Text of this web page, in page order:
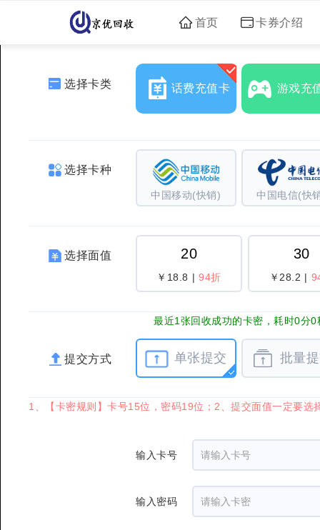
首页 卡券介绍
选择卡类 话费充值卡 游戏充
选择卡种
中国移动(快销) 中国电信(快
选择面值 20
￥18.8 | 94折
30
￥28.2 |
最近1张回收成功的卡密，耗时0分
提交方式 单张提交 批量
1、【卡密规则】卡号15位，密码19位；2、提交面值一定要选
输入卡号
输入密码